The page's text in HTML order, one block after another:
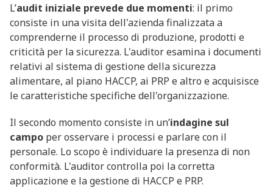
L’audit iniziale prevede due momenti: il primo
consiste in una visita dell'azienda finalizzata a
comprenderne il processo di produzione, prodotti e
criticità per la sicurezza. L'auditor esamina i documenti
relativi al sistema di gestione della sicurezza
alimentare, al piano HACCP, ai PRP e altro e acquisisce
le caratteristiche specifiche dell'organizzazione.
Il secondo momento consiste in un’indagine sul
campo per osservare i processi e parlare con il
personale. Lo scopo è individuare la presenza di non
conformità. L'auditor controlla poi la corretta
applicazione e la gestione di HACCP e PRP.